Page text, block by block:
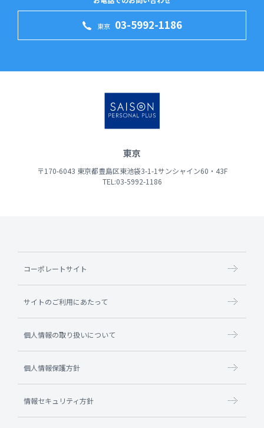
東京 03-5992-1186
東京
〒170-6043 東京都豊島区東池袋3-1-1サンシャイン60・43F
TEL:03-5992-1186
コーポレートサイト
サイトのご利用にあたって
個人情報の取り扱いについて
個人情報保護方針
情報セキュリティ方針